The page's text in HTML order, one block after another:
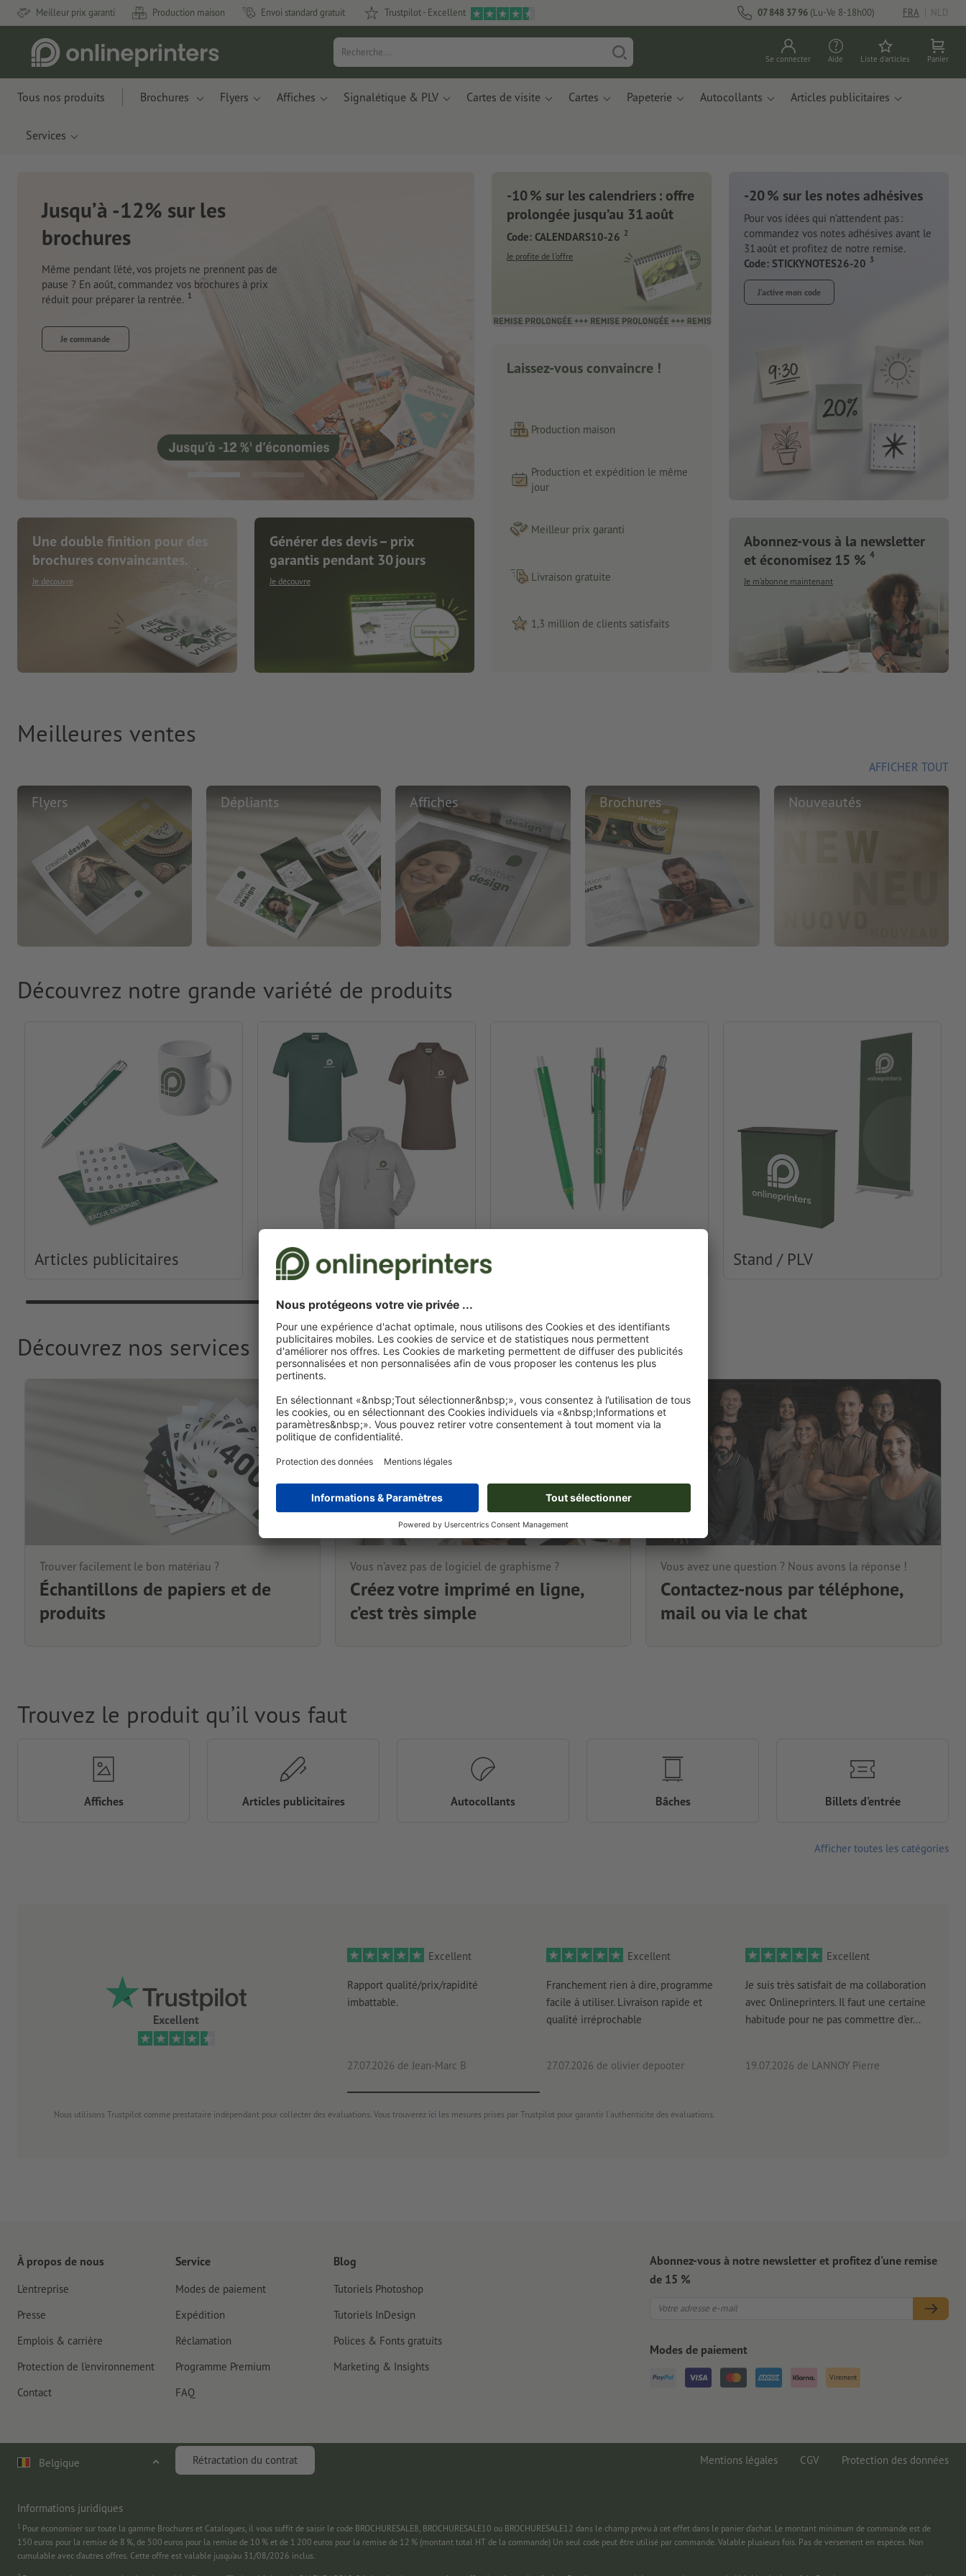
Meilleur prix garanti Production maison Envoi standard gratuit Trustpilot - Excellent 07 848 37 96 (Lu-Ve 8-18h00) FRA | NLD
Se connecter Aide Liste d'articles Panier
Tous nos produits Brochures Flyers Affiches Signalétique & PLV Cartes de visite Cartes Papeterie Autocollants Articles publicitaires
Services
Nouveau : Carnets de notes
Des matériaux innovants à base de résidus de
Je commande
Une double finition pour des
brochures convaincantes.
Je découvre
Générer des devis – prix
garantis pendant 30 jours
Je découvre
-10 % sur les calendriers : offre
prolongée jusqu’au 31 août
Code: CALENDARS10-26 2
Je profite de l’offre
Laissez-vous convaincre !
Production maison
Production et expédition le même
jour
Meilleur prix garanti
Livraison gratuite
1,3 million de clients satisfaits
-20 % sur les notes adhésives
Pour vos idées qui n’attendent pas :
commandez vos notes adhésives avant le
31 août et profitez de notre remise.
Code: STICKYNOTES26-20 3
J’active mon code
Abonnez-vous à la newsletter
et économisez 15 % 4
Je m’abonne maintenant
Meilleures ventes
AFFICHER TOUT
Flyers Dépliants Affiches Brochures Nouveautés
Découvrez notre grande variété de produits
Articles publicitaires Habillement & Textiles Stand / PLV
Découvrez nos services
Trouver facilement le bon matériau ?
Échantillons de papiers et de
produits
Vous n’avez pas de logiciel de graphisme ?
Créez votre imprimé en ligne,
c’est très simple
Vous avez une question ? Nous avons la réponse !
Contactez-nous par téléphone,
mail ou via le chat
Excellent
Excellent
Rapport qualité/prix/rapidité
imbattable.
27.07.2026 de Jean-Marc B
Excellent
Franchement rien à dire, programme
facile à utiliser. Livraison rapide et
qualité irréprochable
27.07.2026 de olivier depooter
Excellent
Je suis très satisfait de ma collaboration
avec Onlineprinters. Il faut une certaine
habitude pour ne pas commettre d'er...
19.07.2026 de LANNOY Pierre
Nous utilisons Trustpilot comme prestataire indépendant pour collecter des évaluations. Vous trouverez ici les mesures prises par Trustpilot pour garantir l'authenticité des évaluations.
Trouvez le produit qu’il vous faut
Affiches Articles publicitaires Autocollants Bâches Billets d'entrée
Afficher toutes les catégories
À propos de nous
L'entreprise
Presse
Emplois & carrière
Protection de l'environnement
Contact
Service
Modes de paiement
Expédition
Réclamation
Programme Premium
FAQ
Blog
Tutoriels Photoshop
Tutoriels InDesign
Polices & Fonts gratuits
Marketing & Insights
Abonnez-vous à notre newsletter et profitez d'une remise
de 15 %
Modes de paiement
Virement
Belgique Rétractation du contrat Mentions légales CGV Protection des données
Informations juridiques
1 Pour économiser sur toute la gamme Brochures et Catalogues, il vous suffit de saisir le code BROCHURESALE8, BROCHURESALE10 ou BROCHURESALE12 dans le champ prévu à cet effet dans le panier d’achat. Le montant minimum de commande est de
150 euros pour la remise de 8 %, de 500 euros pour la remise de 10 % et de 1 200 euros pour la remise de 12 % (montant total HT de la commande) Un seul code peut être utilisé par commande. Valable plusieurs fois. Pas de versement en espèces. Non
cumulable avec d’autres offres. Cette offre est valable jusqu’au 31/08/2026 inclus.